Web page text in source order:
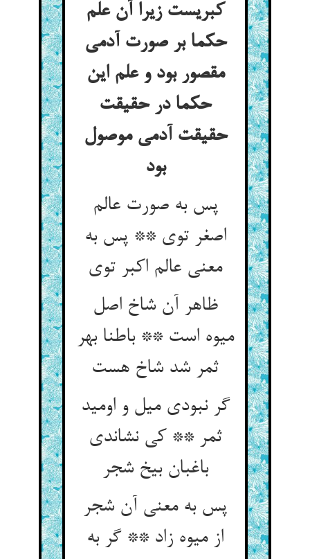
کبریست زیرا آن علم
حکما بر صورت آدمی
مقصور بود و علم این
حکما در حقیقت
حقیقت آدمی موصول
بود
پس به صورت عالم
اصغر توی ** پس به
معنی عالم اکبر توی
ظاهر آن شاخ اصل
میوه است ** باطنا بهر
ثمر شد شاخ هست
گر نبودی میل و اومید
ثمر ** کی نشاندی
باغبان بیخ شجر
پس به معنی آن شجر
از میوه زاد ** گر به